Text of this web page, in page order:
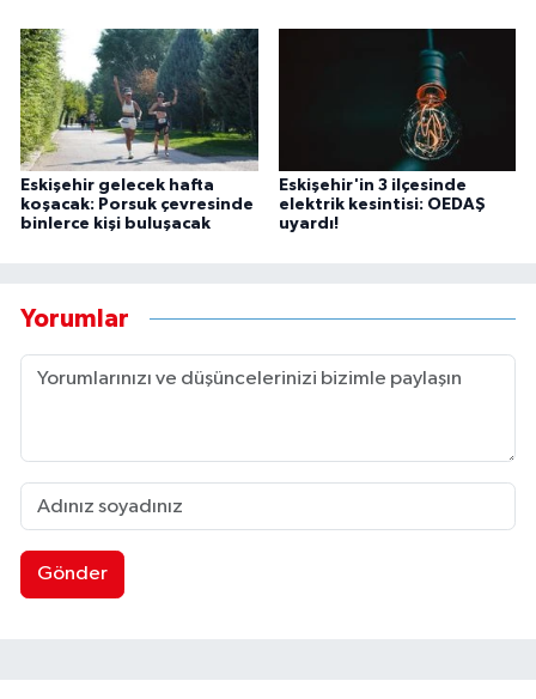
Eskişehir gelecek hafta
koşacak: Porsuk çevresinde
binlerce kişi buluşacak
Eskişehir'in 3 ilçesinde
elektrik kesintisi: OEDAŞ
uyardı!
Yorumlar
Gönder